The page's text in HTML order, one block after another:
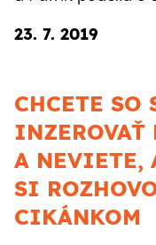
23. 7. 2019
CHCETE SO
INZEROVAŤ
A NEVIETE,
SI
CIKÁNKOM